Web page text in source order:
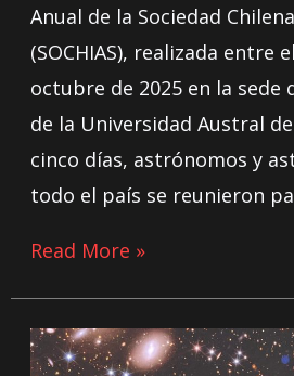
Anual de la Sociedad
(SOCHIAS), realizada entre
octubre de 2025 en la
de la Universidad Austral
cinco días, astrónomos y
todo el país se reunieron
Read More »